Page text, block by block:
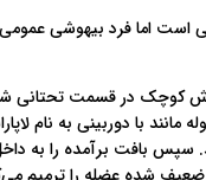
است اما فرد بیهوشی
کوچک در قسمت تحتانی
مانند با دوربینی به نام
سپس بافت برآمده را به